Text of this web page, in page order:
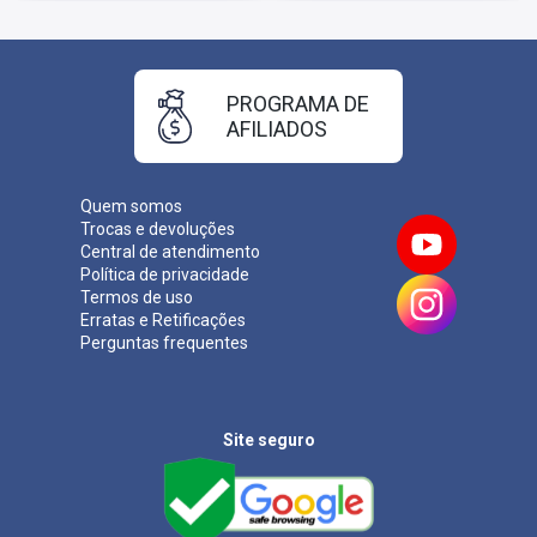
Quem somos
Trocas e devoluções
Central de atendimento
Política de privacidade
Termos de uso
Erratas e Retificações
Perguntas frequentes
PROGRAMA DE
AFILIADOS
Site seguro